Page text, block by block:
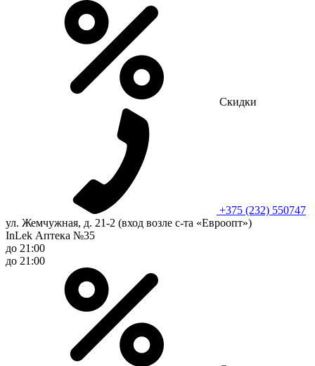
Скидки
+375 (232) 550747
ул. Жемчужная, д. 21-2 (вход возле с-та «Евроопт»)
InLek Аптека №35
до 21:00
до 21:00